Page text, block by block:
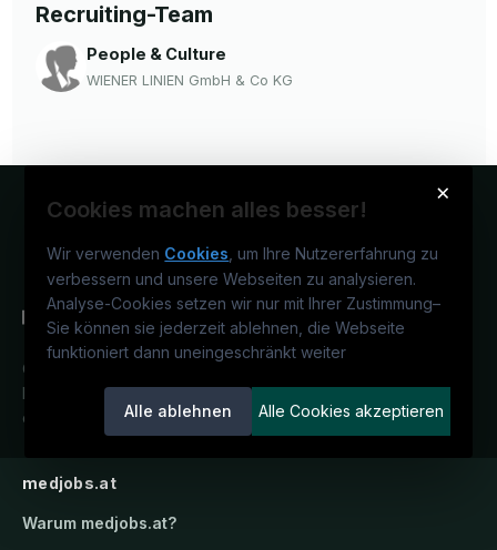
Recruiting-Team
People & Culture
WIENER LINIEN GmbH & Co KG
×
Cookies machen alles besser!
Wir verwenden Cookies , um Ihre Nutzererfahrung zu
verbessern und unsere Webseiten zu analysieren.
Analyse-Cookies setzen wir nur mit Ihrer Zustimmung–
Sie können sie jederzeit ablehnen, die Webseite
funktioniert dann uneingeschränkt weiter
Alle ablehnen Alle Cookies akzeptieren
Österreichs medizinisches
Karriereportal.Ein Service der
candidatis GmbH.
medjobs.at
Warum medjobs.at?